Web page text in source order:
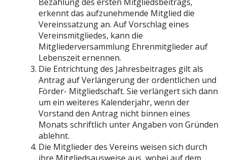
erkennt das aufzunehmende Mitglied die
Vereinssatzung an. Auf Vorschlag eines
Vereinsmitgliedes, kann die
Mitgliederversammlung Ehrenmitglieder auf
Lebenszeit ernennen.
Die Entrichtung des Jahresbeitrages gilt als
Antrag auf Verlängerung der ordentlichen und
Förder- Mitgliedschaft. Sie verlängert sich dann
um ein weiteres Kalenderjahr, wenn der
Vorstand den Antrag nicht binnen eines
Monats schriftlich unter Angaben von Gründen
ablehnt.
Die Mitglieder des Vereins weisen sich durch